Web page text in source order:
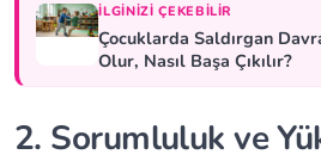
İLGINIZI ÇEKEBILIR
Çocuklarda Saldırgan
Olur, Nasıl Başa Çıkılır?
2. Sorumluluk ve